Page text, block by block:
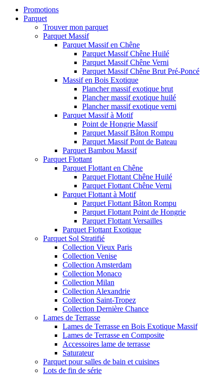
Promotions
Parquet
Trouver mon parquet
Parquet Massif
Parquet Massif en Chêne
Parquet Massif Chêne Huilé
Parquet Massif Chêne Verni
Parquet Massif Chêne Brut Pré-Poncé
Massif en Bois Exotique
Plancher massif exotique brut
Plancher massif exotique huilé
Plancher massif exotique verni
Parquet Massif à Motif
Point de Hongrie Massif
Parquet Massif Bâton Rompu
Parquet Massif Pont de Bateau
Parquet Bambou Massif
Parquet Flottant
Parquet Flottant en Chêne
Parquet Flottant Chêne Huilé
Parquet Flottant Chêne Verni
Parquet Flottant à Motif
Parquet Flottant Bâton Rompu
Parquet Flottant Point de Hongrie
Parquet Flottant Versailles
Parquet Flottant Exotique
Parquet Sol Stratifié
Collection Vieux Paris
Collection Venise
Collection Amsterdam
Collection Monaco
Collection Milan
Collection Alexandrie
Collection Saint-Tropez
Collection Dernière Chance
Lames de Terrasse
Lames de Terrasse en Bois Exotique Massif
Lames de Terrasse en Composite
Accessoires lame de terrasse
Saturateur
Parquet pour salles de bain et cuisines
Lots de fin de série